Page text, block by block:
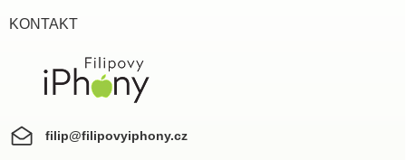
KONTAKT
filip@filipovyiphony.cz